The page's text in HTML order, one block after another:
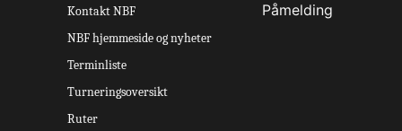
Kontakt NBF
NBF hjemmeside og nyheter
Terminliste
Turneringsoversikt
Ruter
Påmelding